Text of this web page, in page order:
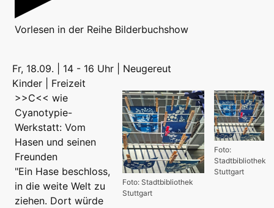
Vorlesen in der Reihe Bilderbuchshow
Fr, 18.09. | 14 - 16 Uhr | Neugereut
Kinder | Freizeit
Foto:
Stadtbibliothek
Stuttgart
Foto: Stadtbibliothek
Stuttgart
>>C<< wie
Cyanotypie-
Werkstatt: Vom
Hasen und seinen
Freunden
"Ein Hase beschloss,
in die weite Welt zu
ziehen. Dort würde